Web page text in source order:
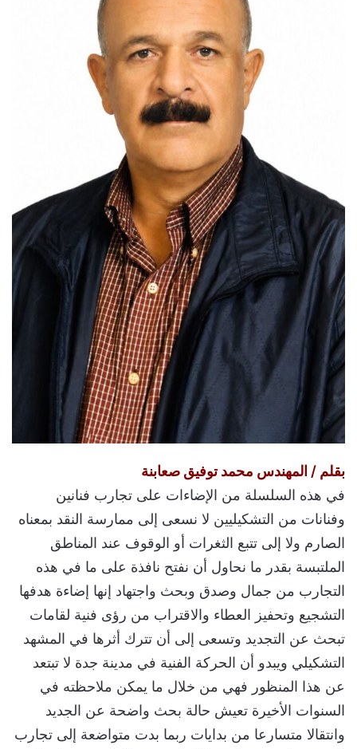
بقلم / المهندس محمد توفيق صعابنة
في هذه السلسلة من الإضاءات على تجارب فنانين
وفنانات من التشكيليين لا نسعى إلى ممارسة النقد بمعناه
الصارم ولا إلى تتبع الثغرات أو الوقوف عند المناطق
الملتبسة بقدر ما نحاول أن نفتح نافذة على ما في هذه
التجارب من جمال وصدق وبحث واجتهاد إنها إضاءة هدفها
التشجيع وتحفيز العطاء والاقتراب من رؤى فنية لقامات
تبحث عن التجديد وتسعى إلى أن تترك أثرها في المشهد
التشكيلي ويبدو أن الحركة الفنية في مدينة جدة لا تبتعد
عن هذا المنظور فهي من خلال ما يمكن ملاحظته في
السنوات الأخيرة تعيش حالة بحث واضحة عن الجديد
وانتقالا متسارعا من بدايات ربما بدت متواضعة إلى تجارب